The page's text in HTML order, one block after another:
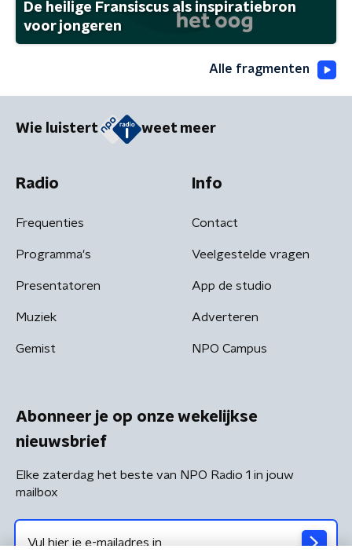
De heilige Fransiscus als inspiratiebron
voor jongeren
Alle fragmenten
Wie luistert weet meer
Radio
Frequenties
Programma's
Presentatoren
Muziek
Gemist
Info
Contact
Veelgestelde vragen
App de studio
Adverteren
NPO Campus
Abonneer je op onze wekelijkse
nieuwsbrief
Elke zaterdag het beste van NPO Radio 1 in jouw
mailbox